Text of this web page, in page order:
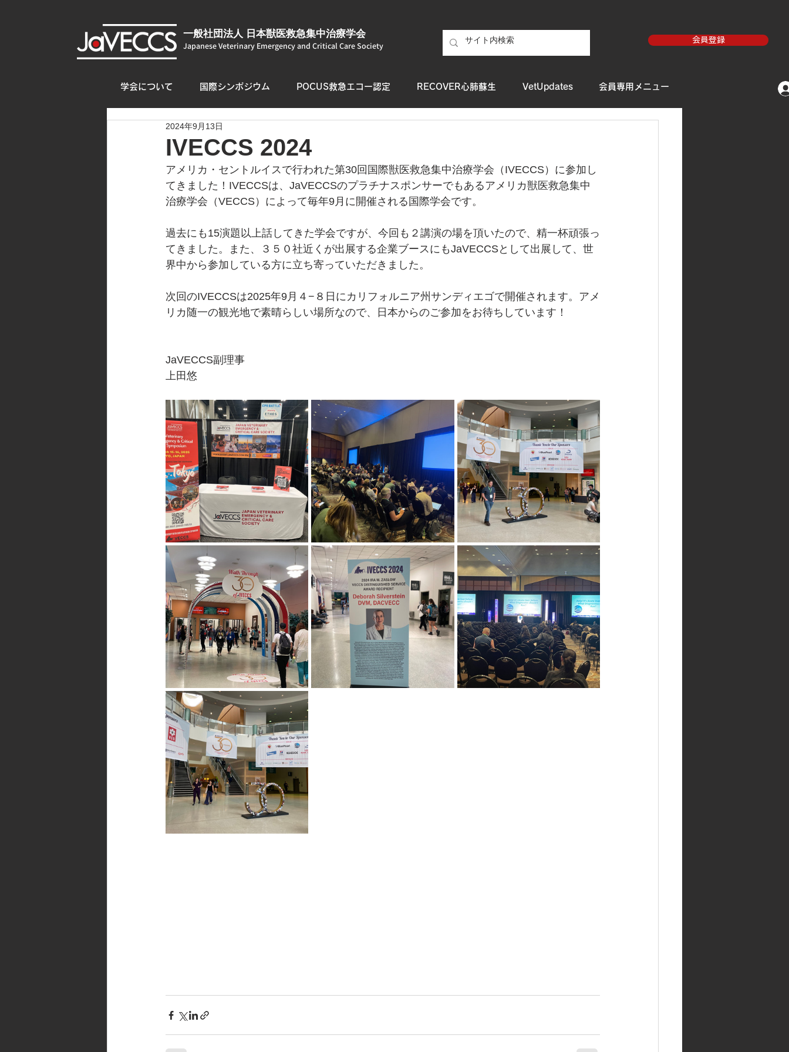
一般社団法人 日本獣医救急集中治療学会
Japanese Veterinary Emergency and Critical Care Society
会員登録
学会について 国際シンポジウム POCUS救急エコー認定 RECOVER心肺蘇生 VetUpdates 会員専用メニュー
IVECCS 2024
2024年9月13日
アメリカ・セントルイスで行われた第30回国際獣医救急集中治療学会（IVECCS）に参加し
てきました！IVECCSは、JaVECCSのプラチナスポンサーでもあるアメリカ獣医救急集中
治療学会（VECCS）によって毎年9月に開催される国際学会です。
過去にも15演題以上話してきた学会ですが、今回も２講演の場を頂いたので、精一杯頑張っ
てきました。また、３５０社近くが出展する企業ブースにもJaVECCSとして出展して、世
界中から参加している方に立ち寄っていただきました。
次回のIVECCSは2025年9月４−８日にカリフォルニア州サンディエゴで開催されます。アメ
リカ随一の観光地で素晴らしい場所なので、日本からのご参加をお待ちしています！
JaVECCS副理事
上田悠